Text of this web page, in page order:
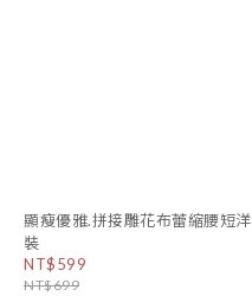
顯瘦優雅.拼接雕花布蕾縮腰短洋
裝
NT$599
NT$699